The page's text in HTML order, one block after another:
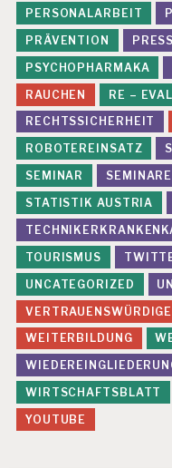
T
R
E
S
S
S
T
U
D
IE
U
M
F
R
A
G
E
U
N
T
E
R
N
PERSONALARBEIT
PRÄVENTION
PSYCHOPHARMAKA
RAUCHEN
RE –
RECHTSSICHERHEIT
ROBOTEREINSATZ
SEMINAR
SEMINARE
STATISTIK AUSTRIA
TOURISMUS
UNCATEGORIZED
WEITERBILDUNG
WIRTSCHAFTSBLATT
YOUTUBE